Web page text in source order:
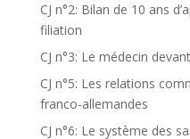
CJ n°2: Bilan de 10 ans
filiation
CJ n°3: Le médecin
CJ n°5: Les relations
franco-allemandes
CJ n°6: Le système des